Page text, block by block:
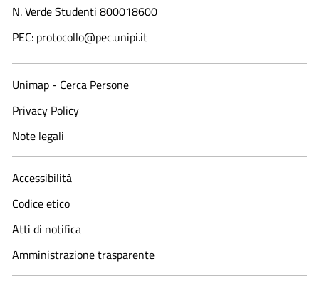
N. Verde Studenti 800018600​
PEC: protocollo@pec.unipi.it
Unimap - Cerca Persone
Privacy Policy
Note legali
Accessibilità
Codice etico
Atti di notifica
Amministrazione trasparente